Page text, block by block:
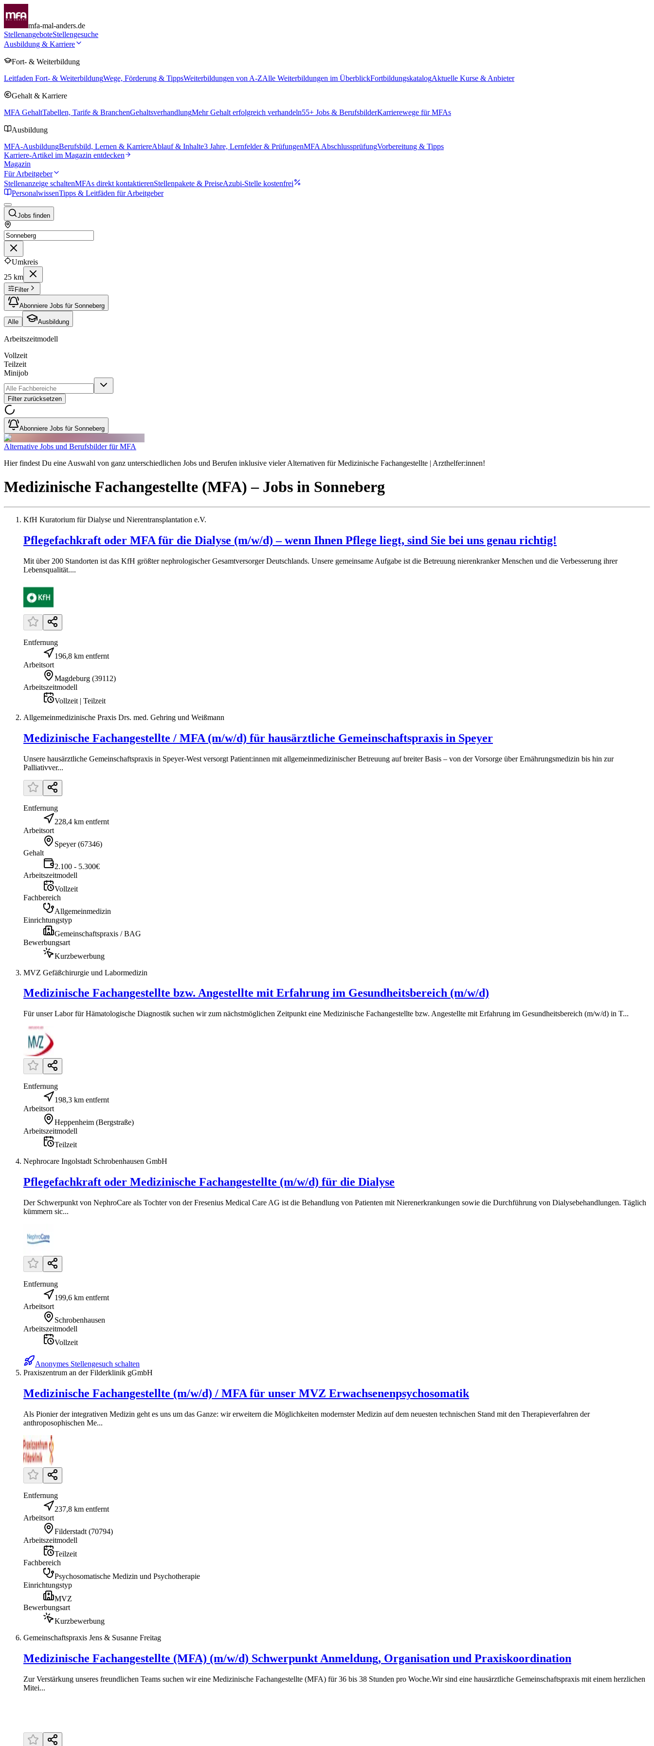
mfa-mal-anders.de
StellenangeboteStellengesuche
Ausbildung & Karriere
Fort- & Weiterbildung
Leitfaden Fort- & WeiterbildungWege, Förderung & TippsWeiterbildungen von A-ZAlle Weiterbildungen im ÜberblickFortbildungskatalogAktuelle Kurse & Anbieter
Gehalt & Karriere
MFA GehaltTabellen, Tarife & BranchenGehaltsverhandlungMehr Gehalt erfolgreich verhandeln55+ Jobs & BerufsbilderKarrierewege für MFAs
Ausbildung
MFA-AusbildungBerufsbild, Lernen & KarriereAblauf & Inhalte3 Jahre, Lernfelder & PrüfungenMFA AbschlussprüfungVorbereitung & Tipps
Karriere-Artikel im Magazin entdecken
Magazin
Für Arbeitgeber
Stellenanzeige schaltenMFAs direkt kontaktierenStellenpakete & PreiseAzubi-Stelle kostenfrei
PersonalwissenTipps & Leitfäden für Arbeitgeber
Jobs finden
Umkreis
25 km
Filter
Abonniere Jobs für Sonneberg
Alle Ausbildung
Arbeitszeitmodell
Vollzeit
Teilzeit
Minijob
Filter zurücksetzen
Abonniere Jobs für Sonneberg
Alternative Jobs und Berufsbilder für MFA
Hier findest Du eine Auswahl von ganz unterschiedlichen Jobs und Berufen inklusive vieler Alternativen für Medizinische Fachangestellte | Arzthelfer:innen!
Medizinische Fachangestellte (MFA) – Jobs in Sonneberg
KfH Kuratorium für Dialyse und Nierentransplantation e.V.
Pflegefachkraft oder MFA für die Dialyse (m/w/d) – wenn Ihnen Pflege liegt, sind Sie bei uns genau richtig!
Mit über 200 Standorten ist das KfH größter nephrologischer Gesamtversorger Deutschlands. Unsere gemeinsame Aufgabe ist die Betreuung nierenkranker Menschen und die Verbesserung ihrer
Lebensqualität....
Entfernung
196,8 km entfernt
Arbeitsort
Magdeburg (39112)
Arbeitszeitmodell
Vollzeit | Teilzeit
Allgemeinmedizinische Praxis Drs. med. Gehring und Weißmann
Medizinische Fachangestellte / MFA (m/w/d) für hausärztliche Gemeinschaftspraxis in Speyer
Unsere hausärztliche Gemeinschaftspraxis in Speyer-West versorgt Patient:innen mit allgemeinmedizinischer Betreuung auf breiter Basis – von der Vorsorge über Ernährungsmedizin bis hin zur
Palliativver...
Entfernung
228,4 km entfernt
Arbeitsort
Speyer (67346)
Gehalt
2.100 - 5.300€
Arbeitszeitmodell
Vollzeit
Fachbereich
Allgemeinmedizin
Einrichtungstyp
Gemeinschaftspraxis / BAG
Bewerbungsart
Kurzbewerbung
MVZ Gefäßchirurgie und Labormedizin
Medizinische Fachangestellte bzw. Angestellte mit Erfahrung im Gesundheitsbereich (m/w/d)
Für unser Labor für Hämatologische Diagnostik suchen wir zum nächstmöglichen Zeitpunkt eine Medizinische Fachangestellte bzw. Angestellte mit Erfahrung im Gesundheitsbereich (m/w/d) in T...
Entfernung
198,3 km entfernt
Arbeitsort
Heppenheim (Bergstraße)
Arbeitszeitmodell
Teilzeit
Nephrocare Ingolstadt Schrobenhausen GmbH
Pflegefachkraft oder Medizinische Fachangestellte (m/w/d) für die Dialyse
Der Schwerpunkt von NephroCare als Tochter von der Fresenius Medical Care AG ist die Behandlung von Patienten mit Nierenerkrankungen sowie die Durchführung von Dialysebehandlungen. Täglich
kümmern sic...
Entfernung
199,6 km entfernt
Arbeitsort
Schrobenhausen
Arbeitszeitmodell
Vollzeit
Anonymes Stellengesuch schalten
Praxiszentrum an der Filderklinik gGmbH
Medizinische Fachangestellte (m/w/d) / MFA für unser MVZ Erwachsenenpsychosomatik
Als Pionier der integrativen Medizin geht es uns um das Ganze: wir erweitern die Möglichkeiten modernster Medizin auf dem neuesten technischen Stand mit den Therapieverfahren der
anthroposophischen Me...
Entfernung
237,8 km entfernt
Arbeitsort
Filderstadt (70794)
Arbeitszeitmodell
Teilzeit
Fachbereich
Psychosomatische Medizin und Psychotherapie
Einrichtungstyp
MVZ
Bewerbungsart
Kurzbewerbung
Gemeinschaftspraxis Jens & Susanne Freitag
Medizinische Fachangestellte (MFA) (m/w/d) Schwerpunkt Anmeldung, Organisation und Praxiskoordination
Zur Verstärkung unseres freundlichen Teams suchen wir eine Medizinische Fachangestellte (MFA) für 36 bis 38 Stunden pro Woche.Wir sind eine hausärztliche Gemeinschaftspraxis mit einem herzlichen
Mitei...